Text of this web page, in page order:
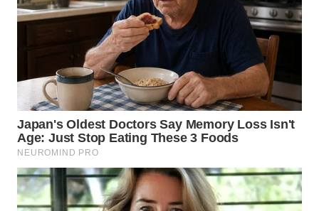
GORONTALO
WN
MALUKU
WN
MALUT
WN